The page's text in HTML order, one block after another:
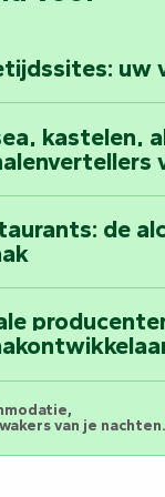
dagboek
uw
kastelen,
de
van je